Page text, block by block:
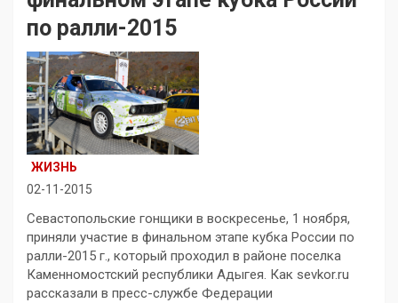
по ралли-2015
ЖИЗНЬ
02-11-2015
Севастопольские гонщики в воскресенье, 1 ноября,
приняли участие в финальном этапе кубка России по
ралли-2015 г., который проходил в районе поселка
Каменномостский республики Адыгея. Как sevkor.ru
рассказали в пресс-службе Федерации